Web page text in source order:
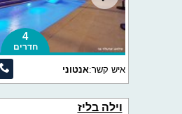
4
חדרים
איש קשר:אנטוני
וילה בליז